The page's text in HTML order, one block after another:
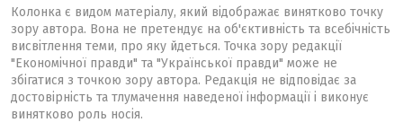
Колонка є видом матеріалу, який відображає винятково точку
зору автора. Вона не претендує на об'єктивність та всебічність
висвітлення теми, про яку йдеться. Точка зору редакції
"Економічної правди" та "Української правди" може не
збігатися з точкою зору автора. Редакція не відповідає за
достовірність та тлумачення наведеної інформації і виконує
винятково роль носія.